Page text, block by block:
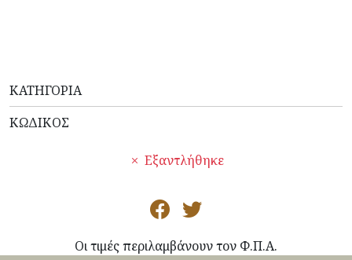
ΚΑΤΗΓΟΡΊΑ
ΚΩΔΙΚΌΣ
Εξαντλήθηκε
Οι τιμές περιλαμβάνουν τον Φ.Π.Α.